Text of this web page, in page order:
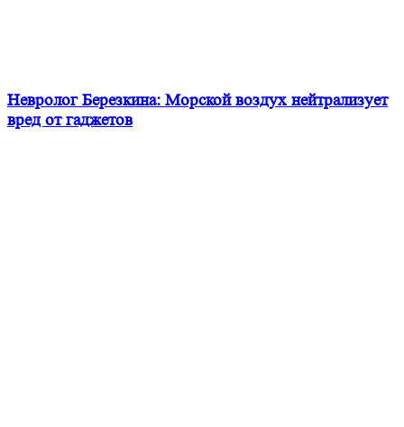
Невролог Березкина: Морской воздух нейтрализует
вред от гаджетов